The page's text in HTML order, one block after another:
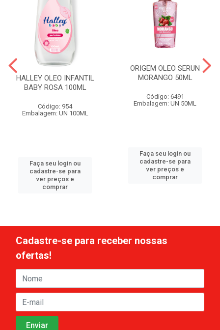
HALLEY OLEO INFANTIL
BABY ROSA 100ML
Código: 954
Embalagem: UN 100ML
Faça seu login ou
cadastre-se para
ver preços e
comprar
ORIGEM OLEO SERUN
MORANGO 50ML
Código: 6491
Embalagem: UN 50ML
Faça seu login ou
cadastre-se para
ver preços e
comprar
Cadastre-se para receber nossas
ofertas!